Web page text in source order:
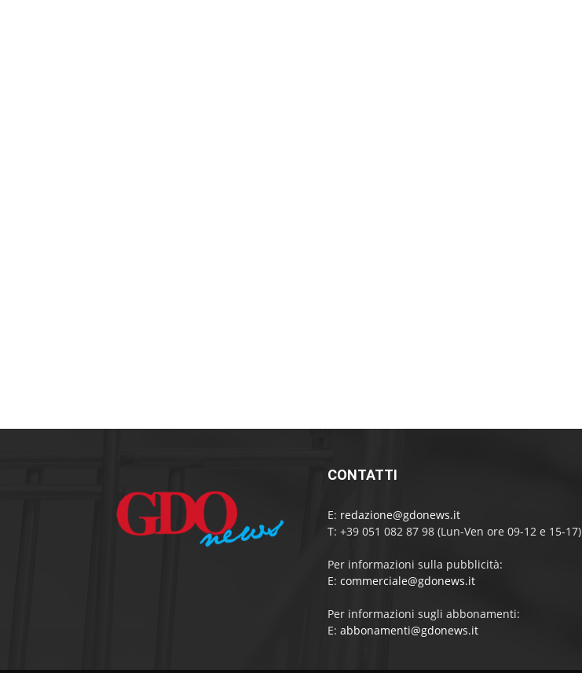
CONTATTI
E: redazione@gdonews.it
T: +39 051 082 87 98 (Lun-Ven ore 09-12 e 15-17)
Per informazioni sulla pubblicità:
E: commerciale@gdonews.it
Per informazioni sugli abbonamenti:
E: abbonamenti@gdonews.it